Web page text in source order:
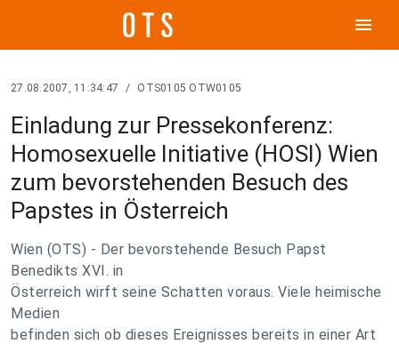
menu
27.08.2007, 11:34:47 / OTS0105 OTW0105
Einladung zur Pressekonferenz:
Homosexuelle Initiative (HOSI) Wien
zum bevorstehenden Besuch des
Papstes in Österreich
Wien (OTS) - Der bevorstehende Besuch Papst
Benedikts XVI. in
Österreich wirft seine Schatten voraus. Viele heimische
Medien
befinden sich ob dieses Ereignisses bereits in einer Art